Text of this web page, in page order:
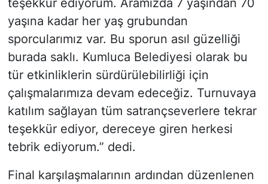
yaşına kadar her yaş grubundan
sporcularımız var. Bu sporun asıl güzelliği
burada saklı. Kumluca Belediyesi olarak bu
tür etkinliklerin sürdürülebilirliği için
çalışmalarımıza devam edeceğiz. Turnuvaya
katılım sağlayan tüm satrançseverlere tekrar
teşekkür ediyor, dereceye giren herkesi
tebrik ediyorum.” dedi.
Final karşılaşmalarının ardından düzenlenen